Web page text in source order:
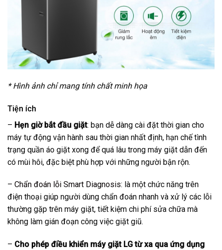
* Hình ảnh chỉ mang tính chất minh họa
Tiện ích
– Hẹn giờ bắt đầu giặt: bạn dễ dàng cài đặt thời gian cho
máy tự động vận hành sau thời gian nhất định, hạn chế tình
trạng quần áo giặt xong để quá lâu trong máy giặt dẫn đến
có mùi hôi, đặc biệt phù hợp với những người bận rộn.
– Chẩn đoán lỗi Smart Diagnosis: là một chức năng trên
điện thoại giúp người dùng chẩn đoán nhanh và xử lý các lỗi
thường gặp trên máy giặt, tiết kiệm chi phí sửa chữa mà
không làm gián đoạn công việc giặt giũ.
– Cho phép điều khiển máy giặt LG từ xa qua ứng dụng